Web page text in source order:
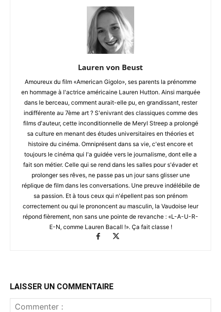
Lauren von Beust
Amoureux du film «American Gigolo», ses parents la prénomme
en hommage à l'actrice américaine Lauren Hutton. Ainsi marquée
dans le berceau, comment aurait-elle pu, en grandissant, rester
indifférente au 7ème art ? S'enivrant des classiques comme des
films d'auteur, cette inconditionnelle de Meryl Streep a prolongé
sa culture en menant des études universitaires en théories et
histoire du cinéma. Omniprésent dans sa vie, c'est encore et
toujours le cinéma qui l'a guidée vers le journalisme, dont elle a
fait son métier. Celle qui se rend dans les salles pour s'évader et
prolonger ses rêves, ne passe pas un jour sans glisser une
réplique de film dans les conversations. Une preuve indélébile de
sa passion. Et à tous ceux qui n'épellent pas son prénom
correctement ou qui le prononcent au masculin, la Vaudoise leur
répond fièrement, non sans une pointe de revanche : «L-A-U-R-
E-N, comme Lauren Bacall !». Ça fait classe !
LAISSER UN COMMENTAIRE